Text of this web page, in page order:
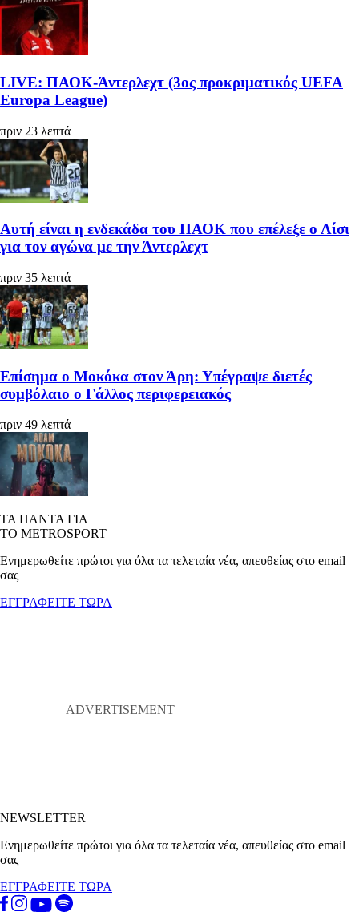
LIVE: ΠΑΟΚ-Άντερλεχτ (3ος προκριματικός UEFA
Europa League)
πριν 23 λεπτά
Αυτή είναι η ενδεκάδα του ΠΑΟΚ που επέλεξε ο Λίσι
για τον αγώνα με την Άντερλεχτ
πριν 35 λεπτά
Επίσημα ο Μοκόκα στον Άρη: Υπέγραψε διετές
συμβόλαιο ο Γάλλος περιφερειακός
πριν 49 λεπτά
ΤΑ ΠΑΝΤΑ ΓΙΑ
ΤΟ METROSPORT
Ενημερωθείτε πρώτοι για όλα τα τελεταία νέα, απευθείας στο email
σας
ΕΓΓΡΑΦΕΙΤΕ ΤΩΡΑ
NEWSLETTER
Ενημερωθείτε πρώτοι για όλα τα τελεταία νέα, απευθείας στο email
σας
ΕΓΓΡΑΦΕΙΤΕ ΤΩΡΑ